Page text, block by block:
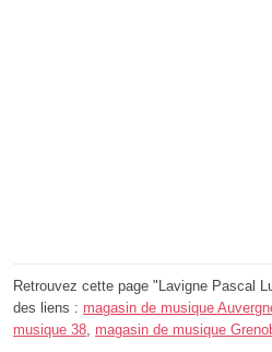
Retrouvez cette page "Lavigne Pascal
des liens : magasin de musique
musique 38 magasin de musique